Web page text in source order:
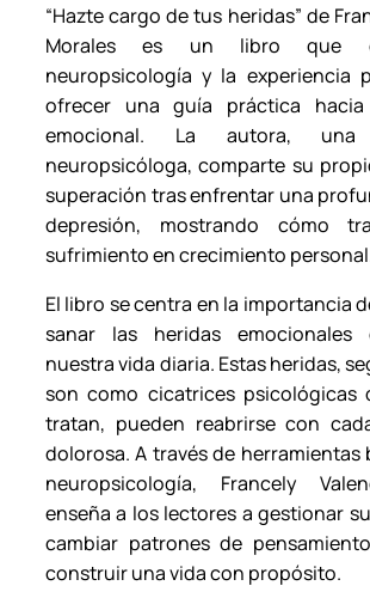
s
–
F
r
a
n
c
e
l
V
a
l
e
n
c
i
a
M
o
“Hazte cargo de tus heridas” de
Morales es un libro que
neuropsicología y la experiencia
ofrecer una guía práctica
emocional. La autora, una
neuropsicóloga, comparte su
superación tras enfrentar una
depresión, mostrando cómo
sufrimiento en crecimiento
El libro se centra en la importancia
sanar las heridas emocionales
nuestra vida diaria. Estas heridas,
son como cicatrices psicológicas
tratan, pueden reabrirse con
dolorosa. A través de herramientas
neuropsicología, Francely
enseña a los lectores a gestionar
cambiar patrones de
construir una vida con propósito.